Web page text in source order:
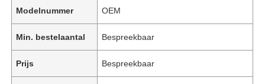
Modelnummer OEM
Min. bestelaantal Bespreekbaar
Prijs Bespreekbaar